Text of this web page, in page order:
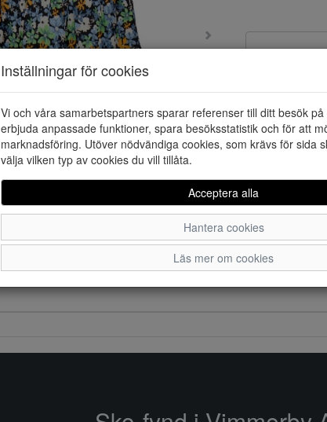
Inställningar för cookies
Vi och våra samarbetspartners sparar referenser till ditt besök
erbjuda anpassade funktioner, spara besöksstatistik och för att
marknadsföring. Utöver nödvändiga cookies, som krävs för sida
välja vilken typ av cookies du vill tillåta.
Acceptera alla
Hantera cookies
Läs mer om cookies